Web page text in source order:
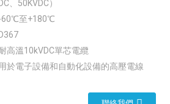
DC、50KVDC）
60℃至+180℃
D367
高溫10kVDC單芯電纜
用於電子設備和自動化設備的高壓電線